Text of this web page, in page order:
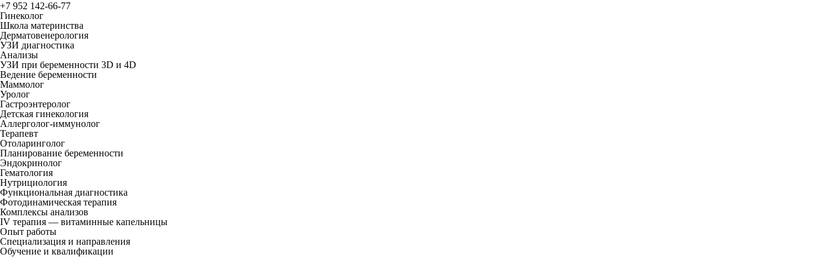
+7 952 142-66-77
Гинеколог
Школа материнства
Дерматовенерология
УЗИ диагностика
Анализы
УЗИ при беременности 3D и 4D
Ведение беременности
Маммолог
Уролог
Гастроэнтеролог
Детская гинекология
Аллерголог-иммунолог
Терапевт
Отоларинголог
Планирование беременности
Эндокринолог
Гематология
Нутрициология
Функциональная диагностика
Фотодинамическая терапия
Комплексы анализов
IV терапия — витаминные капельницы
Опыт работы
Специализация и направления
Обучение и квалификации